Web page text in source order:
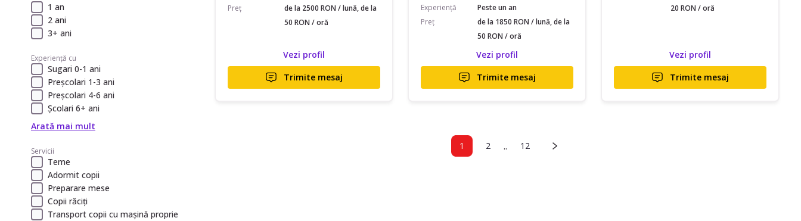
1 an
2 ani
3+ ani
Experiență cu
Sugari 0-1 ani
Preșcolari 1-3 ani
Preșcolari 4-6 ani
Școlari 6+ ani
Arată mai mult
Servicii
Teme
Adormit copii
Preparare mese
Copii răciți
Transport copii cu mașină proprie
Preț
de la 2500 RON / lună, de la
50 RON / oră
Vezi profil
Trimite mesaj
Experiență
Peste un an
Preț
de la 1850 RON / lună, de la
50 RON / oră
Vezi profil
Trimite mesaj
20 RON / oră
Vezi profil
Trimite mesaj
1 2 .. 12